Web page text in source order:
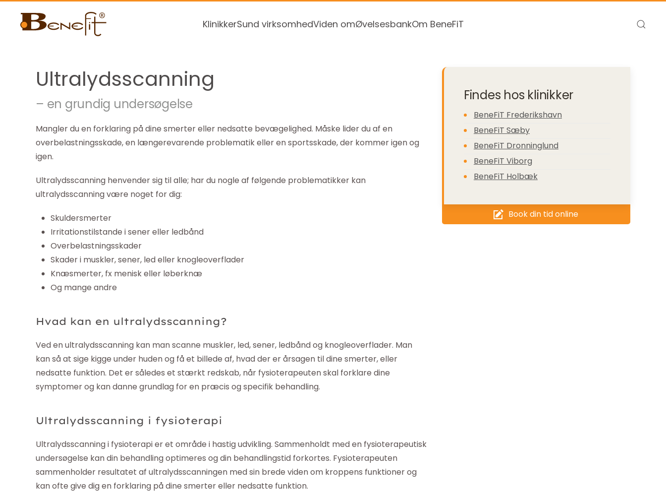
KlinikkerSund virksomhedViden omØvelsesbankOm BeneFiT
Ultralydsscanning
– en grundig undersøgelse
Mangler du en forklaring på dine smerter eller nedsatte bevægelighed. Måske lider du af en
overbelastningsskade, en længerevarende problematik eller en sportsskade, der kommer igen og
igen.
Ultralydsscanning henvender sig til alle; har du nogle af følgende problematikker kan
ultralydsscanning være noget for dig:
Skuldersmerter
Irritationstilstande i sener eller ledbånd
Overbelastningsskader
Skader i muskler, sener, led eller knogleoverflader
Knæsmerter, fx menisk eller løberknæ
Og mange andre
Hvad kan en ultralydsscanning?
Ved en ultralydsscanning kan man scanne muskler, led, sener, ledbånd og knogleoverflader. Man
kan så at sige kigge under huden og få et billede af, hvad der er årsagen til dine smerter, eller
nedsatte funktion. Det er således et stærkt redskab, når fysioterapeuten skal forklare dine
symptomer og kan danne grundlag for en præcis og specifik behandling.
Ultralydsscanning i fysioterapi
Ultralydsscanning i fysioterapi er et område i hastig udvikling. Sammenholdt med en fysioterapeutisk
undersøgelse kan din behandling optimeres og din behandlingstid forkortes. Fysioterapeuten
sammenholder resultatet af ultralydsscanningen med sin brede viden om kroppens funktioner og
kan ofte give dig en forklaring på dine smerter eller nedsatte funktion.
Findes hos klinikker
BeneFiT Frederikshavn
BeneFiT Sæby
BeneFiT Dronninglund
BeneFiT Viborg
BeneFiT Holbæk
Book din tid online